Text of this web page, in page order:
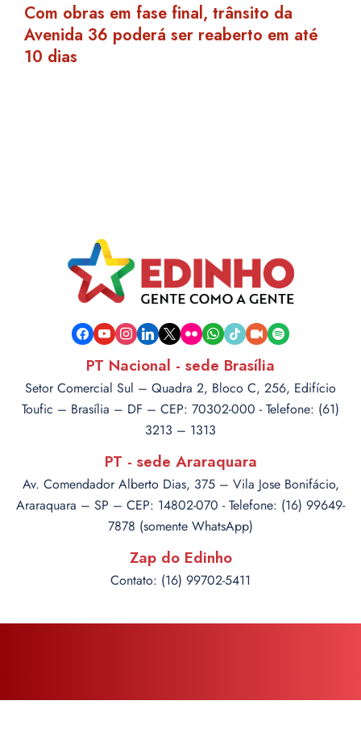
Com obras em fase final, trânsito da
Avenida 36 poderá ser reaberto em até
10 dias
facebook
youtubeinstagram
linkedin
x flickrwhatsapp
tiktokvideo-spotify
PT Nacional - sede Brasília
Setor Comercial Sul – Quadra 2, Bloco C, 256, Edifício
Toufic – Brasília – DF – CEP: 70302-000 - Telefone: (61)
3213 – 1313
PT - sede Araraquara
Av. Comendador Alberto Dias, 375 – Vila Jose Bonifácio,
Araraquara – SP – CEP: 14802-070 - Telefone: (16) 99649-
7878 (somente WhatsApp)
Zap do Edinho
Contato: (16) 99702-5411